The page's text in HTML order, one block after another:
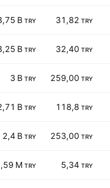
B TRY 31,82 TRY
B TRY 32,40 TRY
3 B TRY 259,00 TRY
B TRY 118,8 TRY
2,4 B TRY 253,00 TRY
M TRY 5,34 TRY